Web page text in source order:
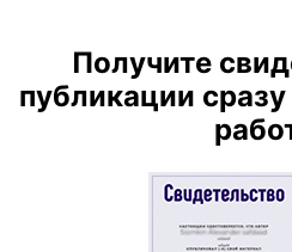
Получите
публикации